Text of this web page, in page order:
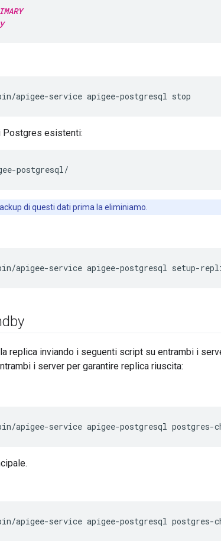
apigee-service apigee-postgresql stop
Postgres esistenti:
postgresql/
di questi dati prima la eliminiamo.
apigee-service apigee-postgresql setup-
replica inviando i seguenti script su entrambi i
i server per garantire replica riuscita:
apigee-service apigee-postgresql postgres-
apigee-service apigee-postgresql postgres-